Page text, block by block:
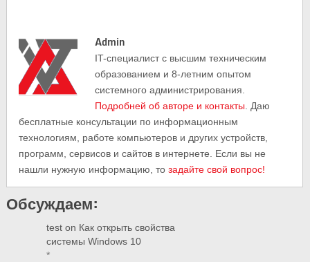
Admin
IT-cпециалист с высшим техническим
образованием и 8-летним опытом
системного администрирования.
Подробней об авторе и контакты . Даю
бесплатные консультации по информационным
технологиям, работе компьютеров и других устройств,
программ, сервисов и сайтов в интернете. Если вы не
нашли нужную информацию, тозадайте свой вопрос!
Обсуждаем:
test on Как открыть свойства
системы Windows 10
*